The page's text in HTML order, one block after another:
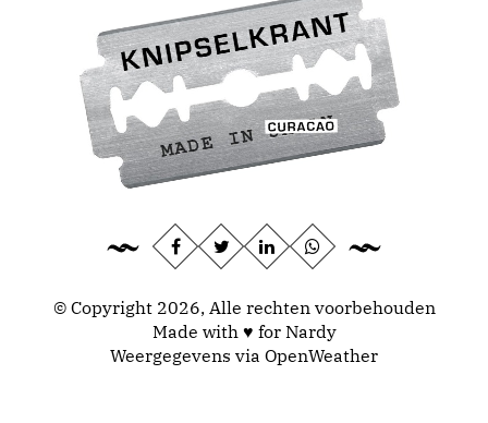
© Copyright 2026, Alle rechten voorbehouden
Made with ♥ for Nardy
Weergegevens via OpenWeather